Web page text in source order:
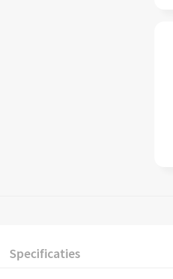
Specificaties